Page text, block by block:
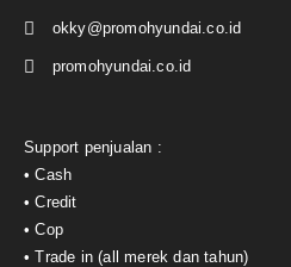
okky@promohyundai.co.id
promohyundai.co.id
Support penjualan :
• Cash
• Credit
• Cop
• Trade in (all merek dan tahun)